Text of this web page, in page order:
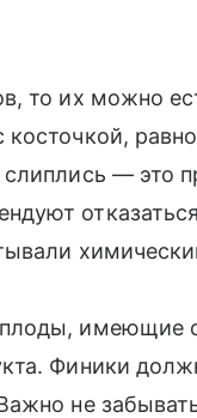
то их можно
— это
имеющие
Финики
не